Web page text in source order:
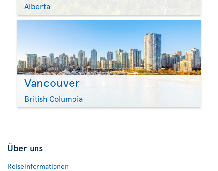
Alberta
Vancouver
British Columbia
Über uns
Reiseinformationen